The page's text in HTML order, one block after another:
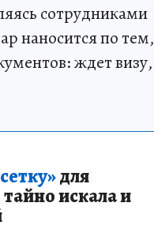
сотрудниками
наносится по тем,
ждет визу,
для
искала и